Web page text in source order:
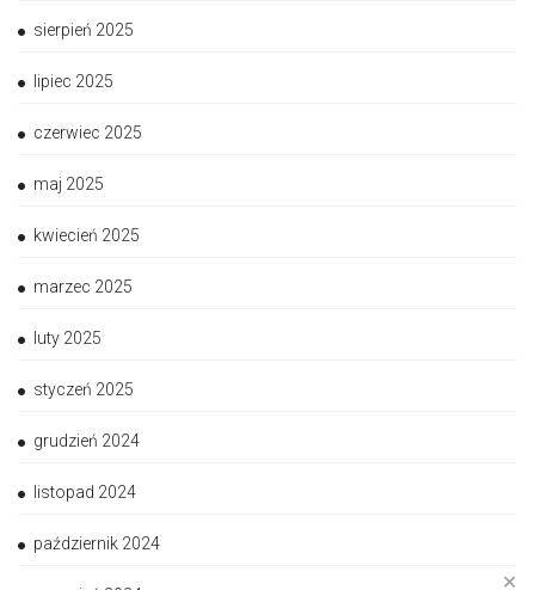
✕
sierpień 2025
lipiec 2025
czerwiec 2025
maj 2025
kwiecień 2025
marzec 2025
luty 2025
styczeń 2025
grudzień 2024
listopad 2024
październik 2024